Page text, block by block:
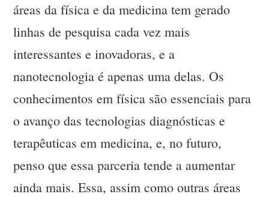
áreas da física e da medicina tem gerado
linhas de pesquisa cada vez mais
interessantes e inovadoras, e a
nanotecnologia é apenas uma delas. Os
conhecimentos em física são essenciais para
o avanço das tecnologias diagnósticas e
terapêuticas em medicina, e, no futuro,
penso que essa parceria tende a aumentar
ainda mais. Essa, assim como outras áreas